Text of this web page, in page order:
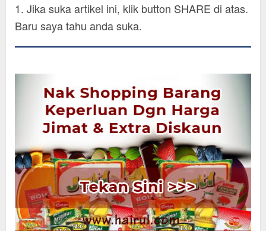
1. Jika suka artikel ini, klik button SHARE di atas.
Baru saya tahu anda suka.